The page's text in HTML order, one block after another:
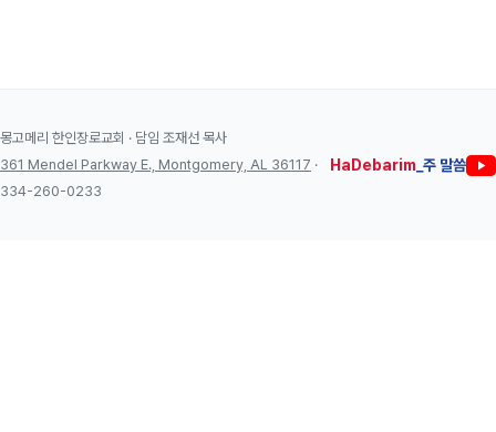
몽고메리 한인장로교회 · 담임 조재선 목사
361 Mendel Parkway E., Montgomery, AL 36117 ·
334-260-0233
HaDebarim _주 말씀